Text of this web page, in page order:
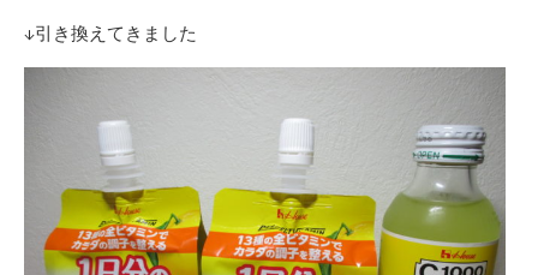
↓引き換えてきました